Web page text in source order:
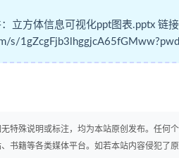
立方体信息可视化ppt图表.pptx 链
s/
特殊说明或标注，均为本站原创发布。任何
书籍等各类媒体平台。如若本站内容侵犯了